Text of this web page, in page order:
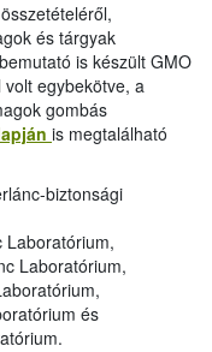
és tárgyak
is készült GMO
egybekötve, a
gombás
is megtalálható
biztonsági
Laboratórium,
és